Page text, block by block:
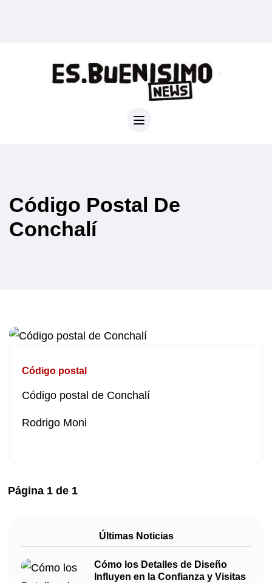
Código Postal De
Conchalí
Código postal
Código postal de Conchalí
Rodrigo Moni
Página 1 de 1
Últimas Noticias
Cómo los Detalles de Diseño
Influyen en la Confianza y Visitas